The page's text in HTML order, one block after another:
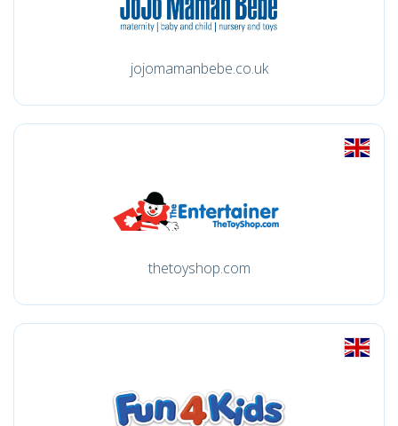
jojomamanbebe.co.uk
thetoyshop.com